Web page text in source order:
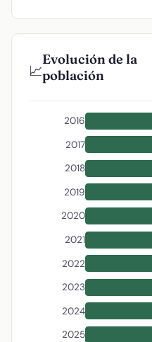
📈
Evolución de la
población
2016
2017
2018
2019
2020
2021
2022
2023
2024
2025